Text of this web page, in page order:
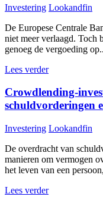
Investering Lookandfin
De Europese Centrale
niet meer verlaagd. Toch
genoeg de vergoeding
Lees verder
Crowdlending-
schuldvorderingen
Investering Lookandfin
De overdracht van
manieren om vermogen
het leven van een
Lees verder